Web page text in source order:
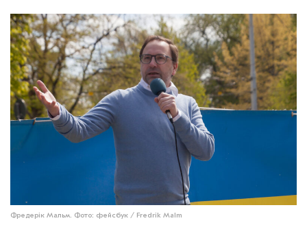
Фредерік Мальм. Фото: фейсбук / Fredrik Malm